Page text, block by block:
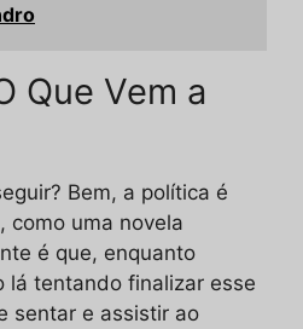
Que Vem a
Bem, a política é
como uma novela
é que, enquanto
lá tentando finalizar esse
sentar e assistir ao